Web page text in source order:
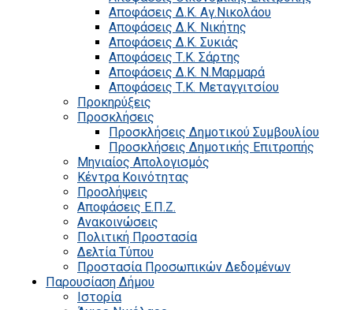
Αποφάσεις Δ.Κ. Αγ.Νικολάου
Αποφάσεις Δ.Κ. Νικήτης
Αποφάσεις Δ.Κ. Συκιάς
Αποφάσεις Τ.Κ. Σάρτης
Αποφάσεις Δ.Κ. Ν.Μαρμαρά
Αποφάσεις Τ.Κ. Μεταγγιτσίου
Προκηρύξεις
Προσκλήσεις
Προσκλήσεις Δημοτικού Συμβουλίου
Προσκλήσεις Δημοτικής Επιτροπής
Μηνιαίος Απολογισμός
Κέντρα Κοινότητας
Προσλήψεις
Αποφάσεις Ε.Π.Ζ.
Ανακοινώσεις
Πολιτική Προστασία
Δελτία Τύπου
Προστασία Προσωπικών Δεδομένων
Παρουσίαση Δήμου
Ιστορία